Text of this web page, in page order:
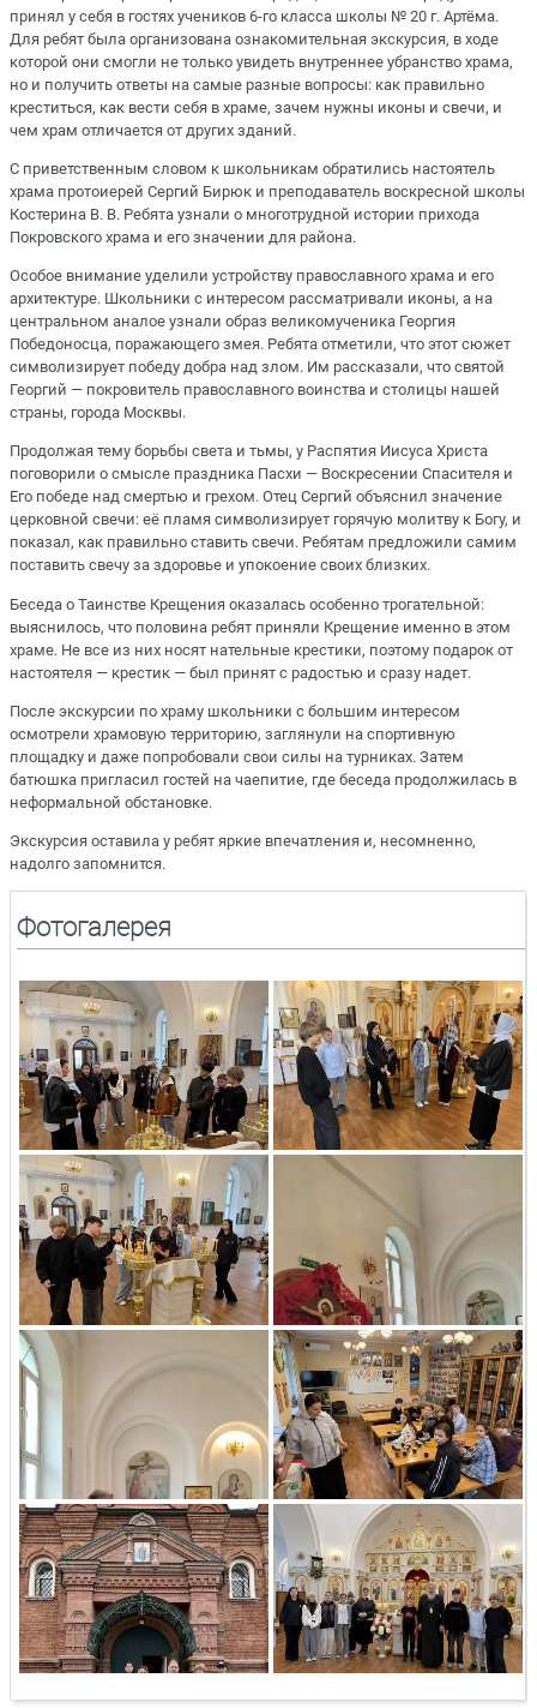
принял у себя в гостях учеников 6-го класса школы № 20 г. Артёма.
Для ребят была организована ознакомительная экскурсия, в ходе
которой они смогли не только увидеть внутреннее убранство храма,
но и получить ответы на самые разные вопросы: как правильно
креститься, как вести себя в храме, зачем нужны иконы и свечи, и
чем храм отличается от других зданий.
С приветственным словом к школьникам обратились настоятель
храма протоиерей Сергий Бирюк и преподаватель воскресной школы
Костерина В. В. Ребята узнали о многотрудной истории прихода
Покровского храма и его значении для района.
Особое внимание уделили устройству православного храма и его
архитектуре. Школьники с интересом рассматривали иконы, а на
центральном аналое узнали образ великомученика Георгия
Победоносца, поражающего змея. Ребята отметили, что этот сюжет
символизирует победу добра над злом. Им рассказали, что святой
Георгий — покровитель православного воинства и столицы нашей
страны, города Москвы.
Продолжая тему борьбы света и тьмы, у Распятия Иисуса Христа
поговорили о смысле праздника Пасхи — Воскресении Спасителя и
Его победе над смертью и грехом. Отец Сергий объяснил значение
церковной свечи: её пламя символизирует горячую молитву к Богу, и
показал, как правильно ставить свечи. Ребятам предложили самим
поставить свечу за здоровье и упокоение своих близких.
Беседа о Таинстве Крещения оказалась особенно трогательной:
выяснилось, что половина ребят приняли Крещение именно в этом
храме. Не все из них носят нательные крестики, поэтому подарок от
настоятеля — крестик — был принят с радостью и сразу надет.
После экскурсии по храму школьники с большим интересом
осмотрели храмовую территорию, заглянули на спортивную
площадку и даже попробовали свои силы на турниках. Затем
батюшка пригласил гостей на чаепитие, где беседа продолжилась в
неформальной обстановке.
Экскурсия оставила у ребят яркие впечатления и, несомненно,
надолго запомнится.
Фотогалерея